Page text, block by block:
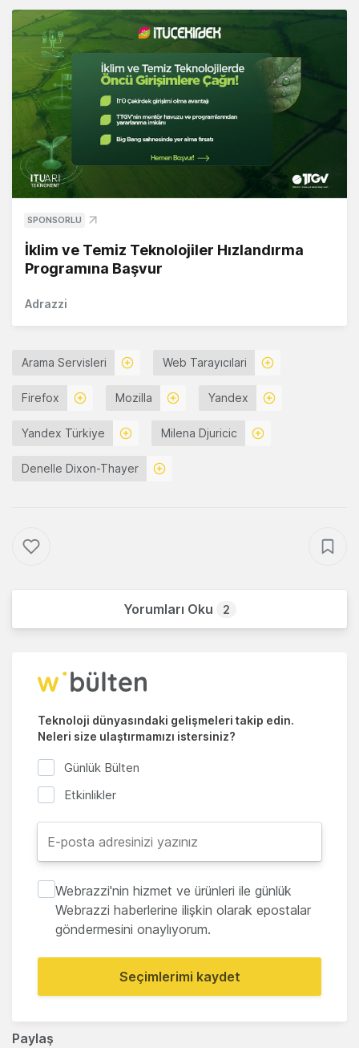
Paylaş
SPONSORLU
İklim ve Temiz Teknolojiler Hızlandırma
Programına Başvur
Adrazzi
Arama Servisleri Web Tarayıcılari
Firefox Mozilla Yandex
Yandex Türkiye Milena Djuricic
Denelle Dixon-Thayer
Yorumları Oku 2
Teknoloji dünyasındaki gelişmeleri takip edin.
Neleri size ulaştırmamızı istersiniz?
Günlük Bülten
Etkinlikler
Webrazzi'nin hizmet ve ürünleri ile günlük
Webrazzi haberlerine ilişkin olarak epostalar
göndermesini onaylıyorum.
Seçimlerimi kaydet